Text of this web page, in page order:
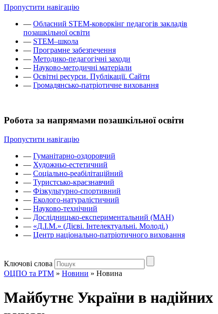
Пропустити навігацію
— Обласний STEM-коворкінг педагогів закладів
позашкільної освіти
— STEM–школа
— Програмне забезпечення
— Методико-педагогічні заходи
— Науково-методичні матеріали
— Освітні ресурси. Публікації. Сайти
— Громадянсько-патріотичне виховання
Робота за напрямами позашкільної освіти
Пропустити навігацію
— Гуманітарно-оздоровчий
— Художньо-естетичний
— Соціально-реабілітаційний
— Туристсько-краєзнавчий
— Фізкультурно-спортивний
— Еколого-натуралістичний
— Науково-технічний
— Дослідницько-експериментальний (МАН)
— «Д.І.М.» (Дієві. Інтелектуальні. Молоді.)
— Центр національно-патріотичного виховання
Ключові слова
ОЦПО та РТМ » Новини » Новина
Майбутнє України в надійних